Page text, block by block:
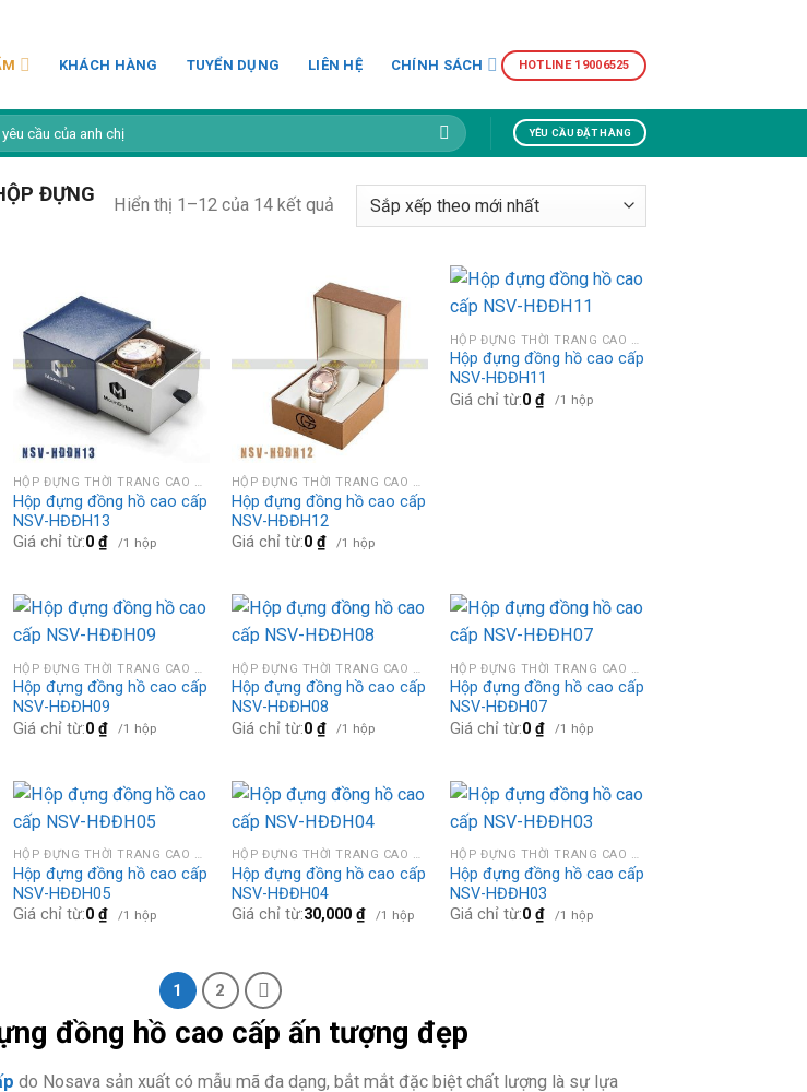
KHÁCH HÀNG TUYỂN DỤNG LIÊN HỆ CHÍNH SÁCH HOTLINE 19006525
YÊU CẦU ĐẶT HÀNG
ĐỰNG
Hiển thị 1–12 của 14 kết quả
đồng hồ cao cấp ấn tượng đẹp
do Nosava sản xuất có mẫu mã đa dạng, bắt mắt đặc biệt chất lượng là sự lựa
HỘP ĐỰNG THỜI TRANG CAO CẤP
Hộp đựng đồng hồ cao cấp
NSV-HĐĐH13
Giá chỉ từ:0 ₫ /1 hộp
HỘP ĐỰNG THỜI TRANG CAO CẤP
Hộp đựng đồng hồ cao cấp
NSV-HĐĐH12
Giá chỉ từ:0 ₫ /1 hộp
Hộp đựng đồng hồ cao cấp
NSV-HĐĐH11
Giá chỉ từ:0 ₫ /1 hộp
Hộp đựng đồng hồ cao cấp
NSV-HĐĐH09
Giá chỉ từ:0 ₫ /1 hộp
Hộp đựng đồng hồ cao cấp
NSV-HĐĐH08
Giá chỉ từ:0 ₫ /1 hộp
Hộp đựng đồng hồ cao cấp
NSV-HĐĐH07
Giá chỉ từ:0 ₫ /1 hộp
HỘP ĐỰNG THỜI TRANG CAO CẤP
Hộp đựng đồng hồ cao cấp
NSV-HĐĐH05
Giá chỉ từ:0 ₫ /1 hộp
HỘP ĐỰNG THỜI TRANG CAO CẤP
Hộp đựng đồng hồ cao cấp
NSV-HĐĐH04
Giá chỉ từ:30,000 ₫ /1 hộp
HỘP ĐỰNG THỜI TRANG CAO CẤP
Hộp đựng đồng hồ cao cấp
NSV-HĐĐH03
Giá chỉ từ:0 ₫ /1 hộp
1 2